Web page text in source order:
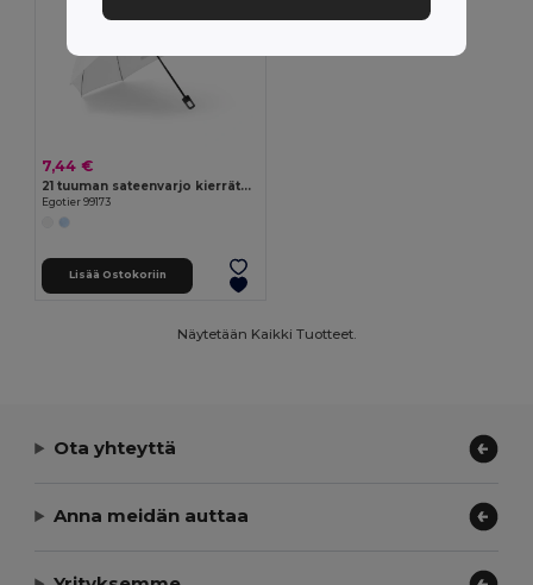
7,44 €
21 tuuman sateenvarjo kierrätetystä polyesteristä (100 % rPET) ja 190T tuulenpitävästä pongeesta
Egotier 99173
Lisää Ostokoriin
Näytetään Kaikki Tuotteet.
Ota yhteyttä
Anna meidän auttaa